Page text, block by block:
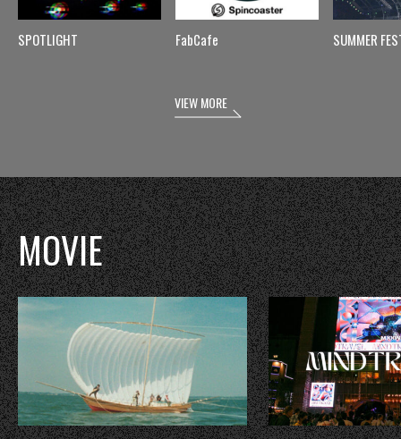
SPOTLIGHT FabCafe SUMMER
VIEW MORE
MOVIE